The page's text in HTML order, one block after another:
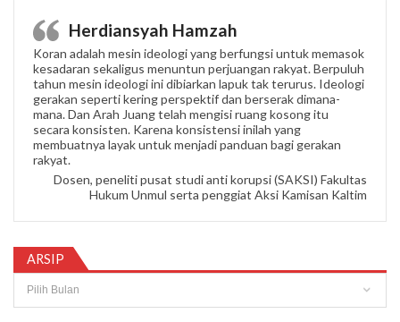
Herdiansyah Hamzah
Koran adalah mesin ideologi yang berfungsi untuk memasok
kesadaran sekaligus menuntun perjuangan rakyat. Berpuluh
tahun mesin ideologi ini dibiarkan lapuk tak terurus. Ideologi
gerakan seperti kering perspektif dan berserak dimana-
mana. Dan Arah Juang telah mengisi ruang kosong itu
secara konsisten. Karena konsistensi inilah yang
membuatnya layak untuk menjadi panduan bagi gerakan
rakyat.
Dosen, peneliti pusat studi anti korupsi (SAKSI) Fakultas
Hukum Unmul serta penggiat Aksi Kamisan Kaltim
ARSIP